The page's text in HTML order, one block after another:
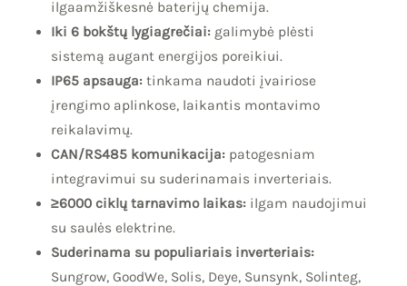
ilgaamžiškesnė baterijų chemija.
Iki 6 bokštų lygiagrečiai:galimybė plėsti
sistemą augant energijos poreikiui.
IP65 apsauga:tinkama naudoti įvairiose
įrengimo aplinkose, laikantis montavimo
reikalavimų.
CAN/RS485 komunikacija:patogesniam
integravimui su suderinamais inverteriais.
≥6000 ciklų tarnavimo laikas:ilgam naudojimui
su saulės elektrine.
Suderinama su populiariais inverteriais:
Sungrow, GoodWe, Solis, Deye, Sunsynk, Solinteg,